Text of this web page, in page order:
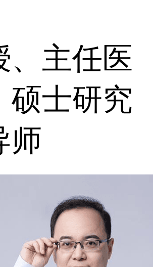
、主任医
硕士研究
师